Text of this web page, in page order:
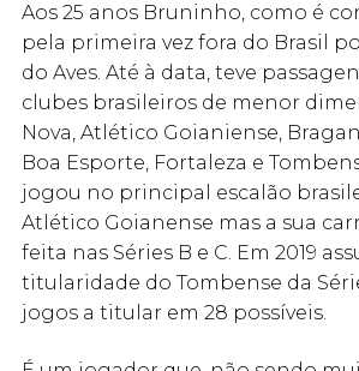
Aos 25 anos Bruninho, como é
pela primeira vez fora do Brasil
do Aves. Até à data, teve
clubes brasileiros de menor
Nova, Atlético Goianiense,
Boa Esporte, Fortaleza e
jogou no principal escalão
Atlético Goianense mas a sua
feita nas Séries B e C. Em 2019
titularidade do Tombense da
jogos a titular em 28 possíveis.